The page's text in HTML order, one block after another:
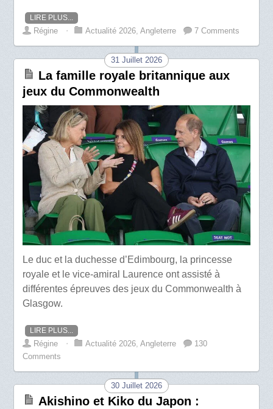
LIRE PLUS...
Régine ⋅ Actualité 2026 ,Angleterre 7 Comments
31 Juillet 2026
La famille royale britannique aux
jeux du Commonwealth
Le duc et la duchesse d’Edimbourg, la princesse
royale et le vice-amiral Laurence ont assisté à
différentes épreuves des jeux du Commonwealth à
Glasgow.
LIRE PLUS...
Régine ⋅ Actualité 2026,Angleterre
130
Comments
30 Juillet 2026
Akishino et Kiko du Japon :